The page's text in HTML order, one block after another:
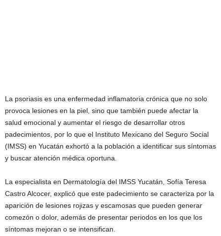
La psoriasis es una enfermedad inflamatoria crónica que no solo
provoca lesiones en la piel, sino que también puede afectar la
salud emocional y aumentar el riesgo de desarrollar otros
padecimientos, por lo que el Instituto Mexicano del Seguro Social
(IMSS) en Yucatán exhortó a la población a identificar sus síntomas
y buscar atención médica oportuna.
La especialista en Dermatología del IMSS Yucatán, Sofía Teresa
Castro Alcocer, explicó que este padecimiento se caracteriza por la
aparición de lesiones rojizas y escamosas que pueden generar
comezón o dolor, además de presentar periodos en los que los
síntomas mejoran o se intensifican.